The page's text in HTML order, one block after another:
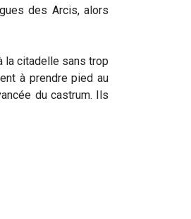
des Arcis, alors
la citadelle sans trop
à prendre pied au
du castrum. Ils